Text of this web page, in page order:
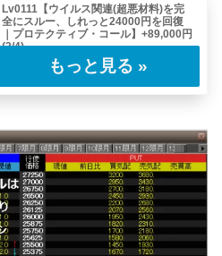
Lv0111【ウイルス関連(超悪材料)を完
全にスルー、しれっと24000円を回復
｜プロテクティブ・コール】+89,000円
(2/4)
前号のつづき。前号のレポートはこちらからど
うぞ。2020.01.22(水)15:15 東……